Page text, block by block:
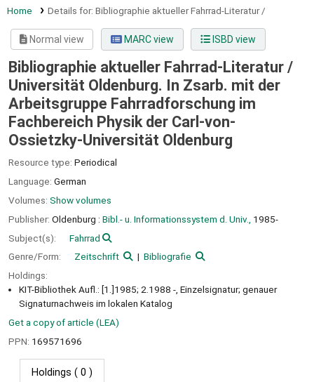
Home Details for: Bibliographie aktueller Fahrrad-Literatur /
Normal view MARC view ISBD view
Bibliographie aktueller Fahrrad-Literatur /
Universität Oldenburg. In Zsarb. mit der
Arbeitsgruppe Fahrradforschung im
Fachbereich Physik der Carl-von-
Ossietzky-Universität Oldenburg
Resource type: Periodical
Language: German
Volumes: Show volumes
Publisher: Oldenburg : Bibl.- u. Informationssystem d. Univ., 1985-
Subject(s):
Fahrrad
Genre/Form:
Zeitschrift
Bibliografie
Holdings:
KIT-Bibliothek Aufl.: [1.]1985; 2.1988 -, Einzelsignatur; genauer
Signaturnachweis im lokalen Katalog
Get a copy of article (LEA)
PPN: 169571696
Holdings ( 0 )